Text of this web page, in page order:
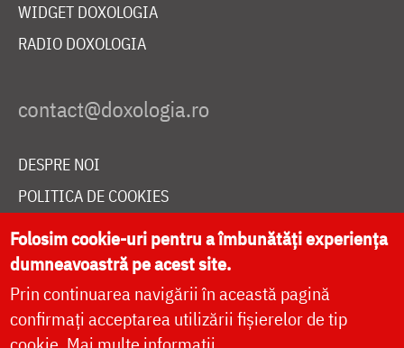
WIDGET DOXOLOGIA
RADIO DOXOLOGIA
DESPRE NOI
POLITICA DE COOKIES
DONEAZĂ ONLINE PENTRU CATEDRALA NAȚIONALĂ
LIVE
Folosim cookie-uri pentru a îmbunătăți experiența
dumneavoastră pe acest site.
Prin continuarea navigării în această pagină
confirmați acceptarea utilizării fișierelor de tip